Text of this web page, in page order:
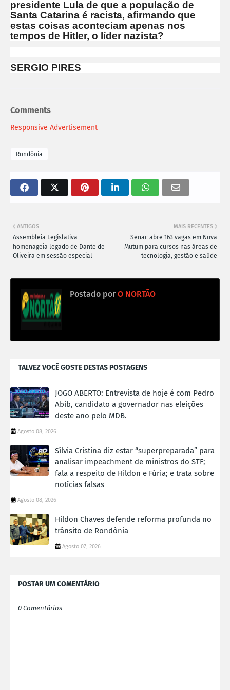
presidente Lula de que a população de
Santa Catarina é racista, afirmando que
estas coisas aconteciam apenas nos
tempos de Hitler, o líder nazista?
SERGIO PIRES
Comments
Responsive Advertisement
Rondônia
MAIS RECENTES
Senac abre 163 vagas em Nova
Mutum para cursos nas áreas de
tecnologia, gestão e saúde
ANTIGOS
Assembleia Legislativa
homenageia legado de Dante de
Oliveira em sessão especial
Postado por O NORTÃO
TALVEZ VOCÊ GOSTE DESTAS POSTAGENS
JOGO ABERTO: Entrevista de hoje é com Pedro
Abib, candidato a governador nas eleições
deste ano pelo MDB.
Agosto 08, 2026
Sílvia Cristina diz estar “superpreparada” para
analisar impeachment de ministros do STF;
fala a respeito de Hildon e Fúria; e trata sobre
notícias falsas
Agosto 08, 2026
Hildon Chaves defende reforma profunda no
trânsito de Rondônia
Agosto 07, 2026
POSTAR UM COMENTÁRIO
0 Comentários